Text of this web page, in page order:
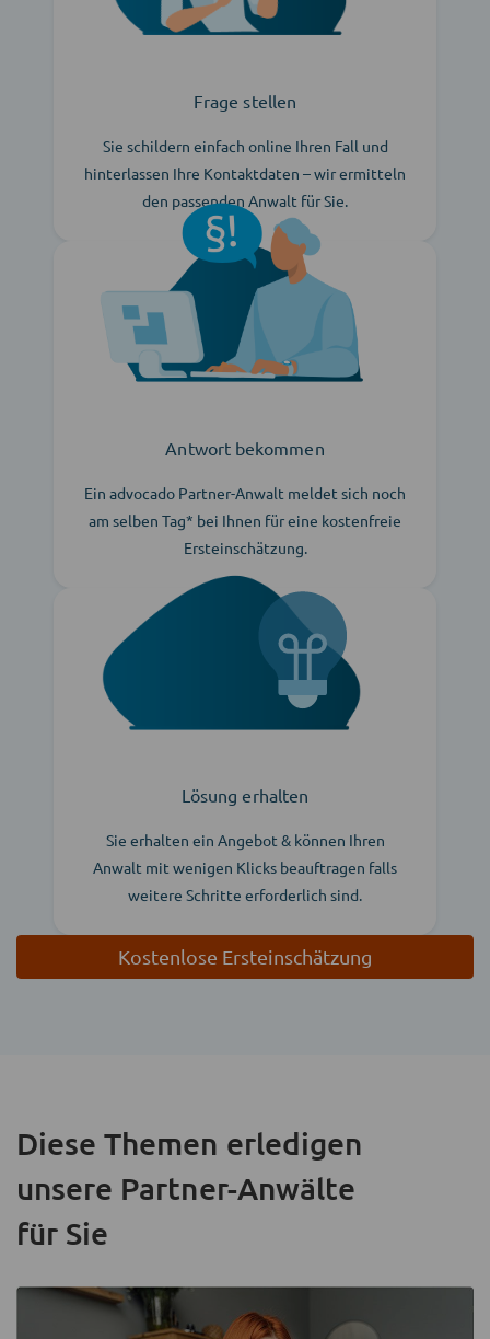
Frage stellen
Sie schildern einfach online Ihren Fall und
hinterlassen Ihre Kontaktdaten – wir ermitteln
den passenden Anwalt für Sie.
Antwort bekommen
Ein advocado Partner-Anwalt meldet sich noch
am selben Tag* bei Ihnen für eine kostenfreie
Ersteinschätzung.
Lösung erhalten
Sie erhalten ein Angebot & können Ihren
Anwalt mit wenigen Klicks beauftragen falls
weitere Schritte erforderlich sind.
Kostenlose Ersteinschätzung
Diese Themen erledigen
unsere Partner-Anwälte
für Sie